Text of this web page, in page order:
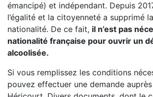
émancipé) et indépendant. Depuis
l’égalité et la citoyenneté a supprimé
nationalité. De ce fait, il n’est pas
nationalité française pour ouvrir un
alcoolisée.
Si vous remplissez les conditions
pouvez effectuer une demande